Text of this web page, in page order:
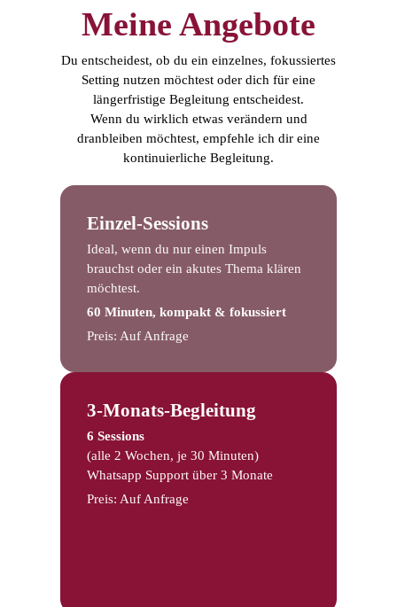
Meine Angebote
Du entscheidest, ob du ein einzelnes, fokussiertes
Setting nutzen möchtest oder dich für eine
längerfristige Begleitung entscheidest.
Wenn du wirklich etwas verändern und
dranbleiben möchtest, empfehle ich dir eine
kontinuierliche Begleitung.
Einzel-Sessions
Ideal, wenn du nur einen Impuls
brauchst oder ein akutes Thema klären
möchtest.
60 Minuten, kompakt & fokussiert
Preis: Auf Anfrage
3-Monats-Begleitung
6 Sessions
(alle 2 Wochen, je 30 Minuten)
Whatsapp Support über 3 Monate
Preis: Auf Anfrage